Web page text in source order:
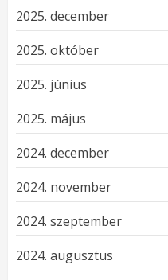
2025. december
2025. október
2025. június
2025. május
2024. december
2024. november
2024. szeptember
2024. augusztus